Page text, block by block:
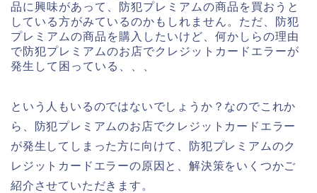
品に興味があって、防犯プレミアムの商品を買おうと
している方がみているのかもしれません。ただ、防犯
プレミアムの商品を購入したいけど、何かしらの理由
で防犯プレミアムのお店でクレジットカードエラーが
発生して困っている、、、
という人もいるのではないでしょうか？なのでこれか
ら、防犯プレミアムのお店でクレジットカードエラー
が発生してしまった方に向けて、防犯プレミアムのク
レジットカードエラーの原因と、解決策をいくつかご
紹介させていただきます。